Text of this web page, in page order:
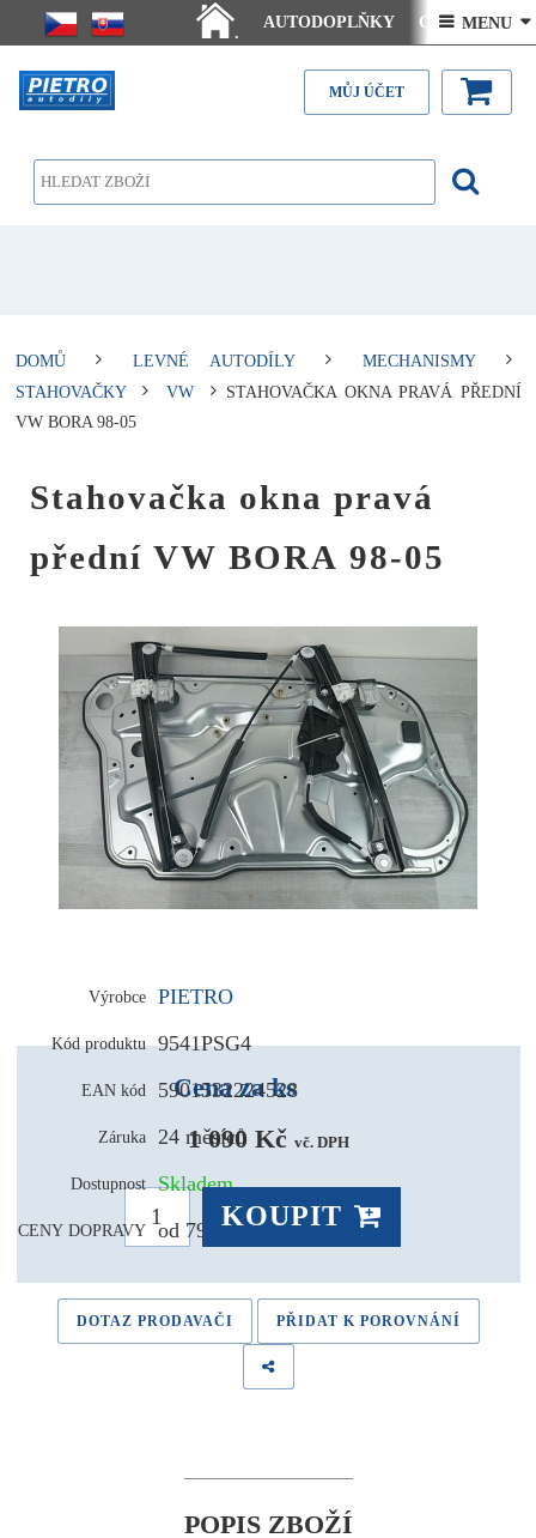
.
AUTODOPLŇKY Ceny doručení
Články - návody Kontakt
 MENU 
MŮJ ÚČET
DOMŮ LEVNÉ AUTODÍLY
MECHANISMY
STAHOVAČKY
VW
STAHOVAČKA OKNA PRAVÁ PŘEDNÍ
VW BORA 98-05
Stahovačka okna pravá
přední VW BORA 98-05
Výrobce PIETRO
Kód produktu 9541PSG4
EAN kód 5901532224528
Záruka 24 měsíců
Dostupnost Skladem
CENY DOPRAVY od 79,- Kč
Cena za ks
1 090 Kč vč. DPH
KOUPIT
DOTAZ PRODAVAČI PŘIDAT K POROVNÁNÍ
POPIS ZBOŽÍ